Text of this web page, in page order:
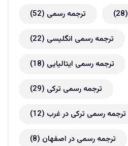
ترجمه رسمی (52) (28)
ترجمه رسمی انگلیسی (22)
ترجمه رسمی ایتالیایی (18)
ترجمه رسمی ترکی (29)
ترجمه رسمی ترکی در غرب (12)
ترجمه رسمی در اصفهان (8)